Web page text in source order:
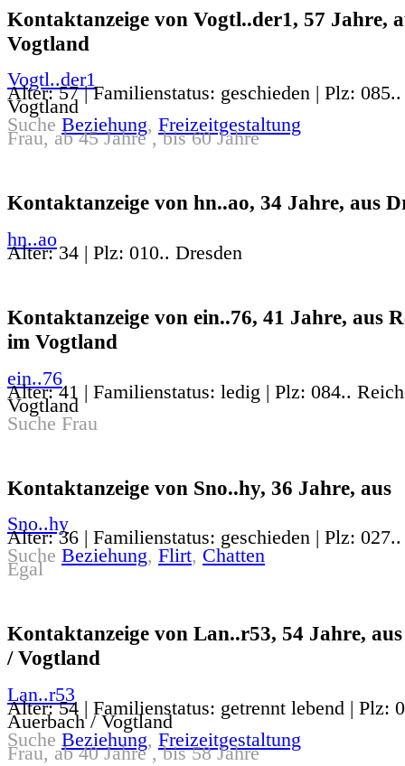
Kontaktanzeige von Vogtl..der1, 57 Jahre,
Vogtland
Vogtl..der1
Alter: 57 | Familienstatus: geschieden | Plz:
Vogtland
Suche Beziehung, Freizeitgestaltung
Frau, ab 45 Jahre , bis 60 Jahre
Kontaktanzeige von hn..ao, 34 Jahre, aus
hn..ao
Alter: 34 | Plz: 010.. Dresden
Kontaktanzeige von ein..76, 41 Jahre, aus
im Vogtland
ein..76
Alter: 41 | Familienstatus: ledig | Plz: 084..
Vogtland
Suche Frau
Kontaktanzeige von Sno..hy, 36 Jahre, aus
Sno..hy
Alter: 36 | Familienstatus: geschieden | Plz: 027..
Suche Beziehung, Flirt, Chatten
Egal
Kontaktanzeige von Lan..r53, 54 Jahre,
/ Vogtland
Lan..r53
Alter: 54 | Familienstatus: getrennt lebend | Plz:
Auerbach / Vogtland
Suche Beziehung, Freizeitgestaltung
Frau, ab 40 Jahre , bis 58 Jahre